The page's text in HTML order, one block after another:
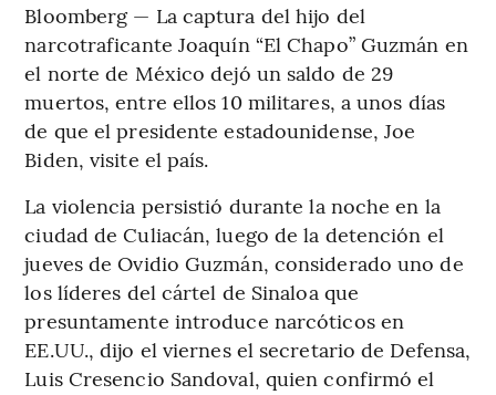
Bloomberg — La captura del hijo del
narcotraficante Joaquín “El Chapo” Guzmán en
el norte de México dejó un saldo de 29
muertos, entre ellos 10 militares, a unos días
de que el presidente estadounidense, Joe
Biden, visite el país.
La violencia persistió durante la noche en la
ciudad de Culiacán, luego de la detención el
jueves de Ovidio Guzmán, considerado uno de
los líderes del cártel de Sinaloa que
presuntamente introduce narcóticos en
EE.UU., dijo el viernes el secretario de Defensa,
Luis Cresencio Sandoval, quien confirmó el